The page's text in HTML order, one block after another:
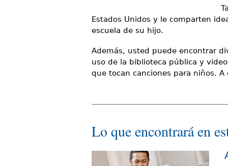
b
ú
s
q
u
d
a
t
á
q
u
Estados Unidos y le comparten
escuela de su hijo.
Además, usted puede encontrar
uso de la biblioteca pública y
que tocan canciones para niños.
Lo que encontrará en